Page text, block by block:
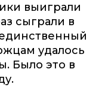
выиграли
сыграли в
удалось
Было это в